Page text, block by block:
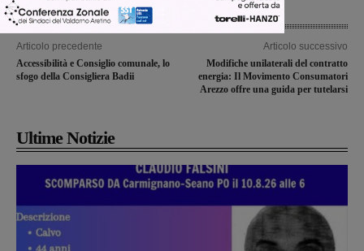
Articolo precedente
Accessibilità e Consiglio comunale, lo
sfogo della Consigliera Badii
Articolo successivo
Modifiche unilaterali del contratto
energia: Il Movimento Consumatori
Arezzo offre una guida per tutelarsi
Ultime Notizie